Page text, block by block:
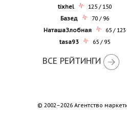
tixhel
125 / 150
Базед
70 / 96
НаташаЗлобная
65 / 123
tasa93
65 / 95
ВСЕ РЕЙТИНГИ
© 2002–2026 Агентство